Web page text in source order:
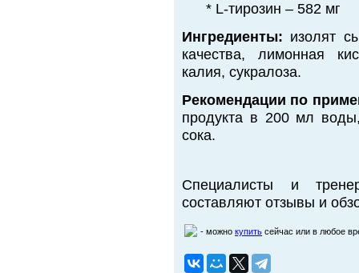
* L-тирозин – 582 мг
Ингредиенты: изолят
качества, лимонная
калия, сукралоза.
Рекомендации по
продукта в 200 мл
сока.
Специалисты и
составляют отзывы и
- можно купить сейчас или в любое